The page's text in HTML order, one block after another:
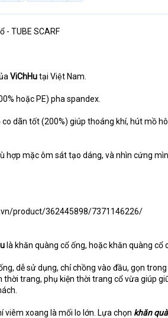
- TUBE SCARF
ViChHutại Việt Nam.
hoặc PE) pha spandex.
dãn tốt (200%) giúp thoáng khí, hút mồ
hợp mặc ôm sát tạo dáng, và nhìn cứng
product/362445898/7371146226/
là khăn quàng cổ ống, hoặc khăn quàng cổ
dễ sử dụng, chỉ chồng vào đầu, gọn trong
trang, phụ kiện thời trang cổ vừa giúp
viêm xoang là mối lo lớn. Lựa chọn khăn